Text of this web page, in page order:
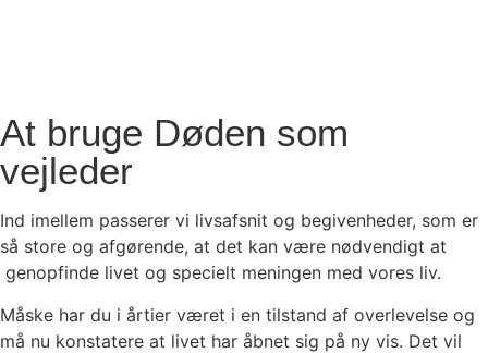
At bruge Døden som
vejleder
Ind imellem passerer vi livsafsnit og begivenheder, som er
så store og afgørende, at det kan være nødvendigt at
genopfinde livet og specielt meningen med vores liv.
Måske har du i årtier været i en tilstand af overlevelse og
må nu konstatere at livet har åbnet sig på ny vis. Det vil